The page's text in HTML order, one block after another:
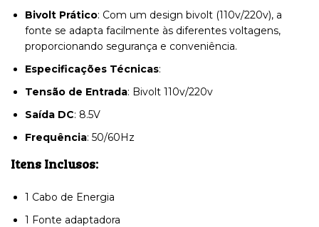
Bivolt Prático: Com um design bivolt (110v/220v), a
fonte se adapta facilmente às diferentes voltagens,
proporcionando segurança e conveniência.
Especificações Técnicas:
Tensão de Entrada: Bivolt 110v/220v
Saída DC: 8.5V
Frequência: 50/60Hz
Itens Inclusos:
1 Cabo de Energia
1 Fonte adaptadora